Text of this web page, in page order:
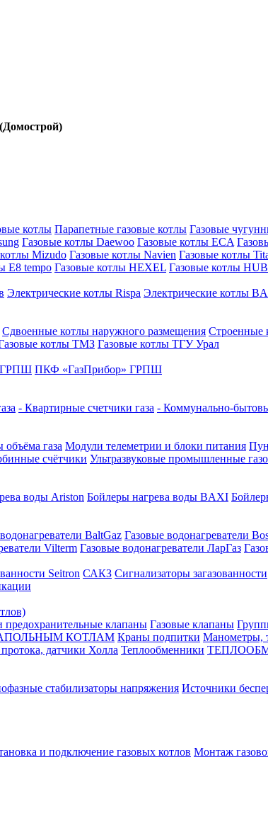
котлы Парапетные газовые котлы Газовые
Газовые котлы Daewoo Газовые котлы ECA
Mizudo Газовые котлы Navien Газовые котлы
E8 tempo Газовые котлы HEXEL Газовые котлы
Электрические котлы Rispa Электрические котлы
Сдвоенные котлы наружного размещения Строенные
котлы ТМЗ Газовые котлы ТГУ Урал
ПКФ «ГазПрибор» ГРПШ
- Квартирные счетчики газа - Коммунально-
объёма газа Модули телеметрии и блоки питания
счётчики Ультразвуковые промышленные
воды Ariston Бойлеры нагрева воды BAXI
BaltGaz Газовые водонагреватели
Vilterm Газовые водонагреватели ЛарГаз
Seitron САКЗ Сигнализаторы загазованности
клапаны Газовые клапаны
НАПОЛЬНЫМ КОТЛАМ Краны подпитки Манометры,
датчики Холла Теплообменники
стабилизаторы напряжения Источники
и подключение газовых котлов Монтаж